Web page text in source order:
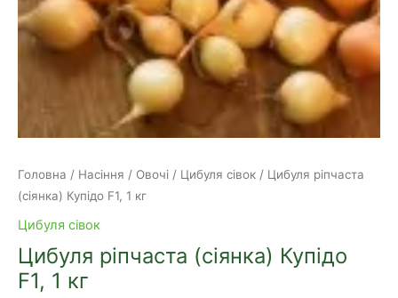
Головна / Насіння / Овочі / Цибуля сівок / Цибуля ріпчаста
(сіянка) Купідо F1, 1 кг
Цибуля сівок
Цибуля ріпчаста (сіянка) Купідо
F1, 1 кг